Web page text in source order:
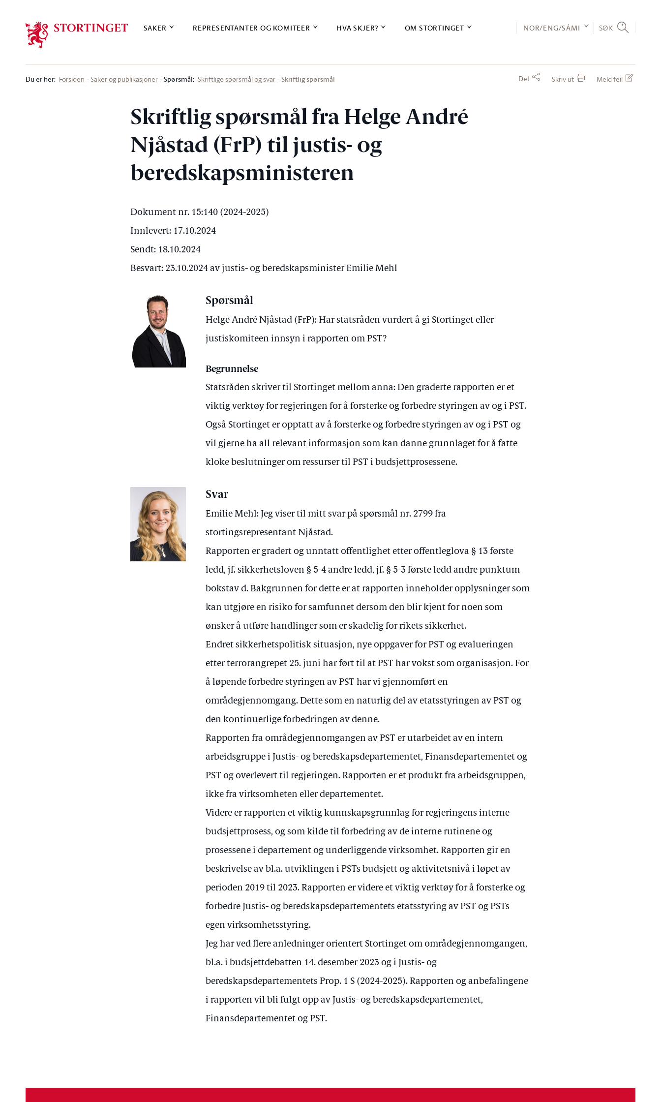
SAKER REPRESENTANTER OG KOMITEER HVA SKJER? OM STORTINGET NOR/ENG/SÁMI SØK
Du er her: Forsiden Saker og publikasjoner Spørsmål: Skriftlige spørsmål og svar Skriftlig spørsmål Del Skriv ut Meld feil
Skriftlig spørsmål fra Helge André
Njåstad (FrP) til justis- og
beredskapsministeren
Dokument nr. 15:140 (2024-2025)
Innlevert: 17.10.2024
Sendt: 18.10.2024
Besvart: 23.10.2024 av justis- og beredskapsminister Emilie Mehl
Spørsmål
Helge André Njåstad (FrP): Har statsråden vurdert å gi Stortinget eller
justiskomiteen innsyn i rapporten om PST?
Begrunnelse
Statsråden skriver til Stortinget mellom anna: Den graderte rapporten er et
viktig verktøy for regjeringen for å forsterke og forbedre styringen av og i PST.
Også Stortinget er opptatt av å forsterke og forbedre styringen av og i PST og
vil gjerne ha all relevant informasjon som kan danne grunnlaget for å fatte
kloke beslutninger om ressurser til PST i budsjettprosessene.
Svar
Emilie Mehl: Jeg viser til mitt svar på spørsmål nr. 2799 fra
stortingsrepresentant Njåstad.
Rapporten er gradert og unntatt offentlighet etter offentleglova § 13 første
ledd, jf. sikkerhetsloven § 5-4 andre ledd, jf. § 5-3 første ledd andre punktum
bokstav d. Bakgrunnen for dette er at rapporten inneholder opplysninger som
kan utgjøre en risiko for samfunnet dersom den blir kjent for noen som
ønsker å utføre handlinger som er skadelig for rikets sikkerhet.
Endret sikkerhetspolitisk situasjon, nye oppgaver for PST og evalueringen
etter terrorangrepet 25. juni har ført til at PST har vokst som organisasjon. For
å løpende forbedre styringen av PST har vi gjennomført en
områdegjennomgang. Dette som en naturlig del av etatsstyringen av PST og
den kontinuerlige forbedringen av denne.
Rapporten fra områdegjennomgangen av PST er utarbeidet av en intern
arbeidsgruppe i Justis- og beredskapsdepartementet, Finansdepartementet og
PST og overlevert til regjeringen. Rapporten er et produkt fra arbeidsgruppen,
ikke fra virksomheten eller departementet.
Videre er rapporten et viktig kunnskapsgrunnlag for regjeringens interne
budsjettprosess, og som kilde til forbedring av de interne rutinene og
prosessene i departement og underliggende virksomhet. Rapporten gir en
beskrivelse av bl.a. utviklingen i PSTs budsjett og aktivitetsnivå i løpet av
perioden 2019 til 2023. Rapporten er videre et viktig verktøy for å forsterke og
forbedre Justis- og beredskapsdepartementets etatsstyring av PST og PSTs
egen virksomhetsstyring.
Jeg har ved flere anledninger orientert Stortinget om områdegjennomgangen,
bl.a. i budsjettdebatten 14. desember 2023 og i Justis- og
beredskapsdepartementets Prop. 1 S (2024-2025). Rapporten og anbefalingene
i rapporten vil bli fulgt opp av Justis- og beredskapsdepartementet,
Finansdepartementet og PST.